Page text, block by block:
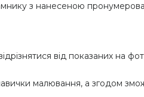
з нанесеною
від показаних на
малювання, а згодом